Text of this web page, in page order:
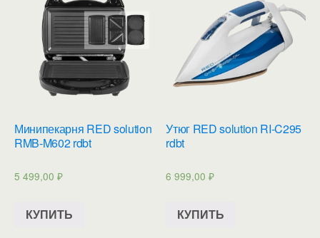
Минипекарня RED solution
RMB-M602 rdbt
5 499,00 ₽
КУПИТЬ
Утюг RED solution RI-C295
rdbt
6 999,00₽
КУПИТЬ